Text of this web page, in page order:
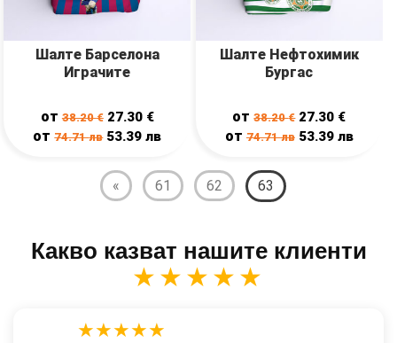
Шалте Барселона
Играчите
от38.20€ 27.30 €
от74.71лв 53.39лв
Шалте Нефтохимик
Бургас
от38.20€ 27.30 €
от 74.71лв 53.39 лв
« 61 62 63
Какво казват нашите клиенти
★★★★★
★★★★★